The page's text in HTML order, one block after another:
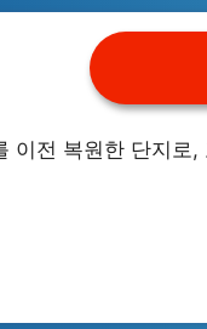
이전 복원한 단지로